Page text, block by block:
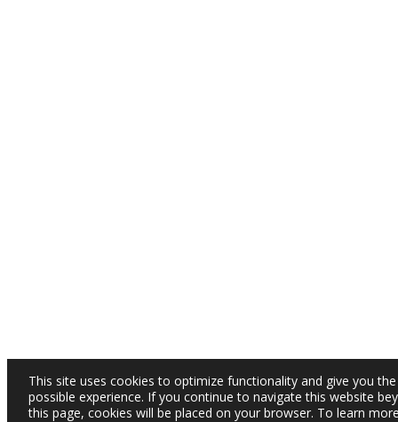
This site uses cookies to optimize functionality and give you
possible experience. If you continue to navigate this website
this page, cookies will be placed on your browser. To learn